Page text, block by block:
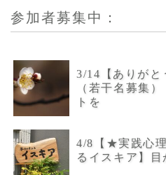
参加者募集中：
3/14【ありがと
（若干名募集
トを
4/8【★実践心
るイスキア】